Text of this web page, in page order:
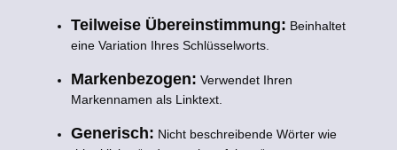
Teilweise Übereinstimmung: Beinhaltet
eine Variation Ihres Schlüsselworts.
Markenbezogen: Verwendet Ihren
Markennamen als Linktext.
Generisch: Nicht beschreibende Wörter wie